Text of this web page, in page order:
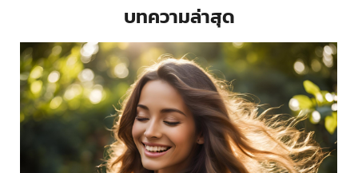
บทความล่าสุด